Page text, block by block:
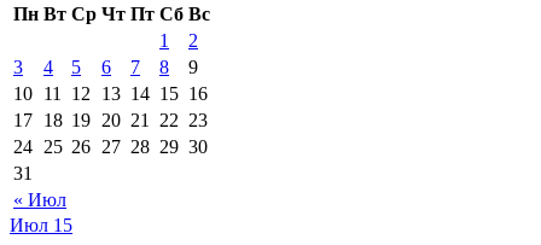
Пн Вт Ср Чт Пт Сб Вс
« Июл
1
2
3
4 5 6 7 8
9
10 11 12 13 14 15 16
17 18 19 20 21 22 23
24 25 26 27 28 29 30
31
Июл 15